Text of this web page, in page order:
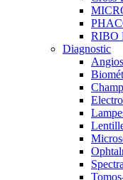
RIBO
Diagnostic